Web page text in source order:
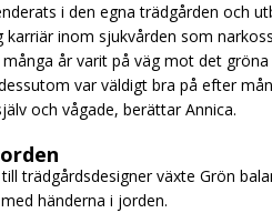
i den egna trädgården och
inom sjukvården som
många år varit på väg mot det
var väldigt bra på efter
och vågade, berättar Annica.
trädgårdsdesigner växte Grön
händerna i jorden.